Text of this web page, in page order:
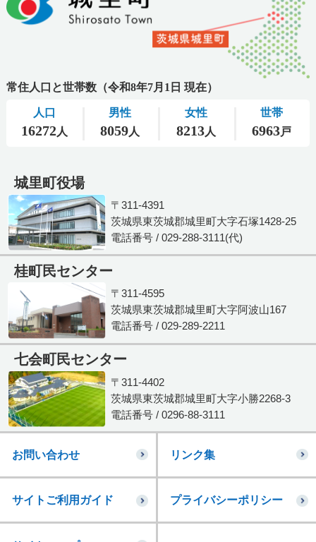
城里町役場
〒311-4391
茨城県東茨城郡城里町大字石塚1428-25
電話番号 / 029-288-3111(代)
桂町民センター
〒311-4595
茨城県東茨城郡城里町大字阿波山167
電話番号 / 029-289-2211
七会町民センター
〒311-4402
茨城県東茨城郡城里町大字小勝2268-3
電話番号 / 0296-88-3111
お問い合わせ リンク集
サイトご利用ガイド プライバシーポリシー